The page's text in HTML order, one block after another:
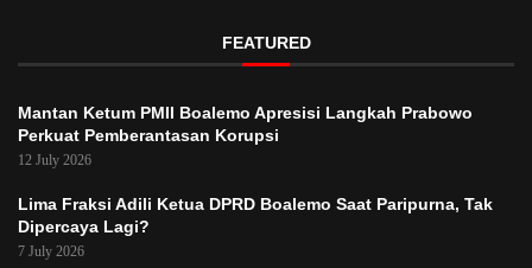
FEATURED
Mantan Ketum PMII Boalemo Apresisi Langkah Prabowo
Perkuat Pemberantasan Korupsi
12 July 2026
Lima Fraksi Adili Ketua DPRD Boalemo Saat Paripurna, Tak
Dipercaya Lagi?
7 July 2026